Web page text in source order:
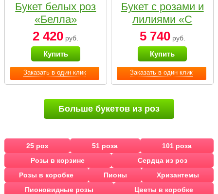
Заказать в один клик
Букет белых роз
«Белла»
2 420 руб.
Купить
Заказать в один клик
Букет с розами и
лилиями «С
наилучшими
пожеланиями»
5 740руб.
Купить
Больше букетов из роз
25 роз 51 роза
101 роза
Розы в корзине
Сердца из роз
Розы в коробке
Пионы
Хризантемы
Пионовидные розы
Цветы в коробке